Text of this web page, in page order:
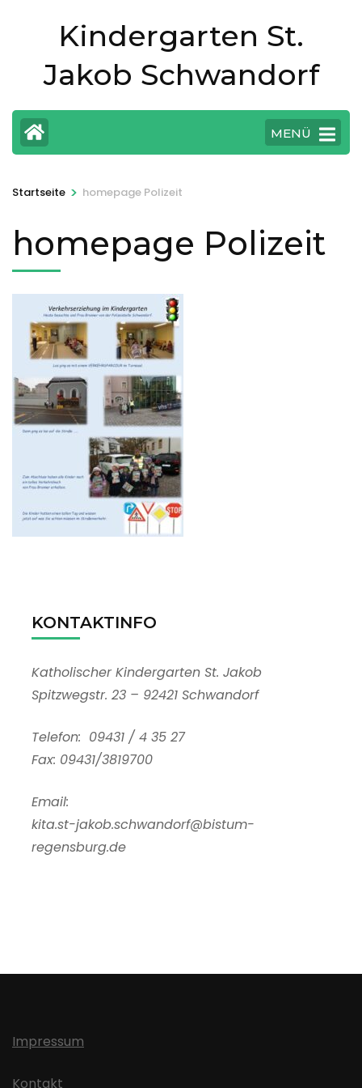
(Eingabetaste
Kindergarten St.
Jakob Schwandorf
MENÜ
Startseite > homepage Polizeit
homepage Polizeit
KONTAKTINFO
Katholischer Kindergarten St. Jakob
Spitzwegstr. 23 – 92421 Schwandorf
Telefon: 09431 / 4 35 27
Fax: 09431/3819700
Email:
kita.st-jakob.schwandorf@bistum-
regensburg.de
Impressum
Kontakt